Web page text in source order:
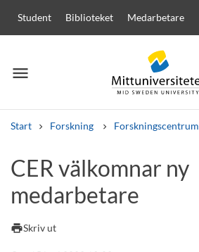
Student Biblioteket Medarbetare
menu
Meny
Start Forskning Forskningscentrum
Andra söktjänster
Kurser och programKursplaner
CER välkomnar ny
medarbetare
printSkriv ut